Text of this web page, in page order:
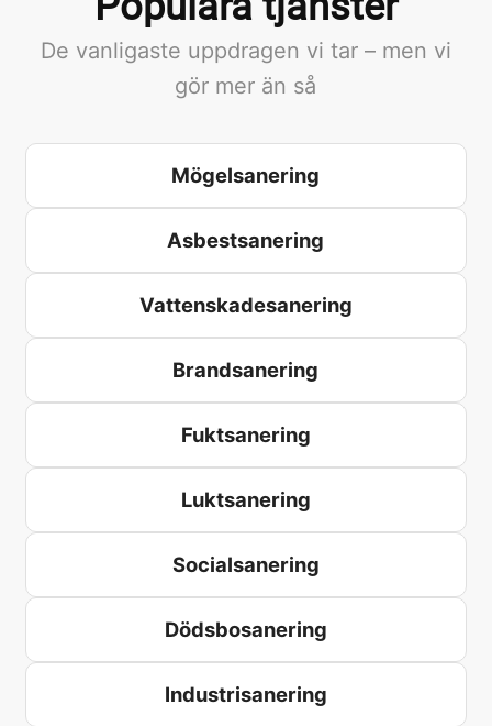
De vanligaste uppdragen vi tar – men vi
gör mer än så
Mögelsanering
Asbestsanering
Vattenskadesanering
Brandsanering
Fuktsanering
Luktsanering
Socialsanering
Dödsbosanering
Industrisanering